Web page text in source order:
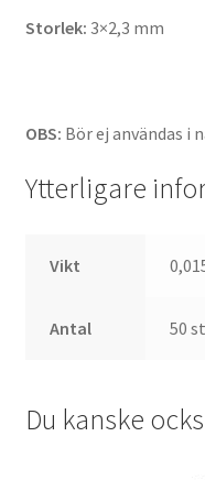
Storlek: 3×2,3 mm
OBS: Bör ej användas i
Ytterligare
Vikt
Antal 50
Du kanske